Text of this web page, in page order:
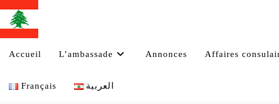
content
Accueil L’ambassade Annonces Affaires
Français العربية